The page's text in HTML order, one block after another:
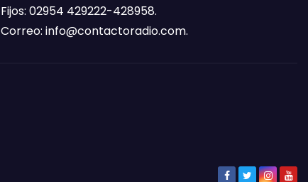
Fijos: 02954 429222-428958.
Correo: info@contactoradio.com.